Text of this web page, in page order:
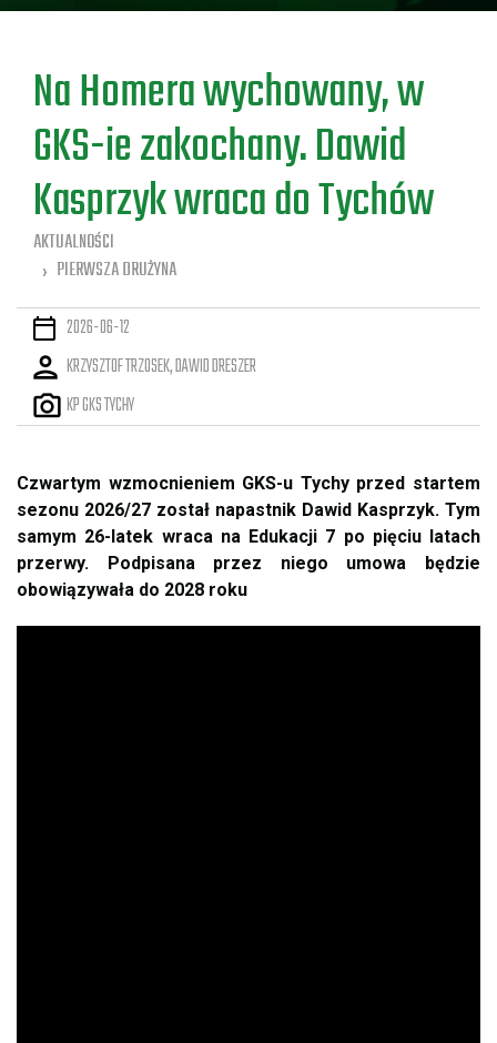
Na Homera wychowany, w
GKS-ie zakochany. Dawid
Kasprzyk wraca do Tychów
AKTUALNOŚCI
PIERWSZA DRUŻYNA
2026-06-12
KRZYSZTOF TRZOSEK, DAWID DRESZER
KP GKS TYCHY
Czwartym wzmocnieniem GKS-u Tychy przed startem
sezonu 2026/27 został napastnik Dawid Kasprzyk. Tym
samym 26-latek wraca na Edukacji 7 po pięciu latach
przerwy. Podpisana przez niego umowa będzie
obowiązywała do 2028 roku